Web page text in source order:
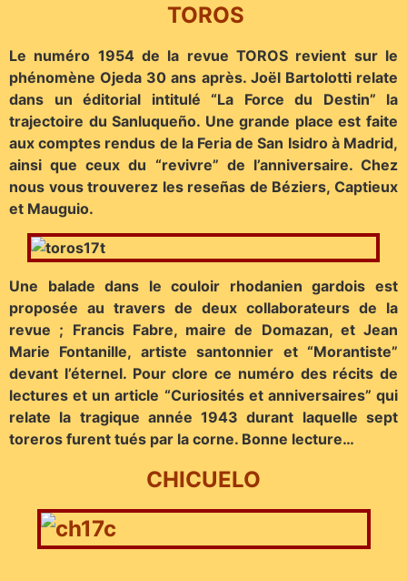
TOROS
Le numéro 1954 de la revue TOROS revient sur le
phénomène Ojeda 30 ans après. Joël Bartolotti relate
dans un éditorial intitulé “La Force du Destin” la
trajectoire du Sanluqueño. Une grande place est faite
aux comptes rendus de la Feria de San Isidro à Madrid,
ainsi que ceux du “revivre” de l’anniversaire. Chez
nous vous trouverez les reseñas de Béziers, Captieux
et Mauguio.
Une balade dans le couloir rhodanien gardois est
proposée au travers de deux collaborateurs de la
revue ; Francis Fabre, maire de Domazan, et Jean
Marie Fontanille, artiste santonnier et “Morantiste”
devant l’éternel. Pour clore ce numéro des récits de
lectures et un article “Curiosités et anniversaires” qui
relate la tragique année 1943 durant laquelle sept
toreros furent tués par la corne. Bonne lecture…
CHICUELO